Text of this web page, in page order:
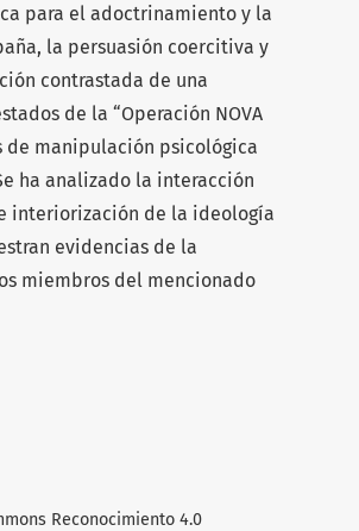
para el adoctrinamiento y la
la persuasión coercitiva y
contrastada de una
de la “Operación NOVA
de manipulación psicológica
ha analizado la interacción
interiorización de la ideología
evidencias de la
miembros del mencionado
Reconocimiento 4.0